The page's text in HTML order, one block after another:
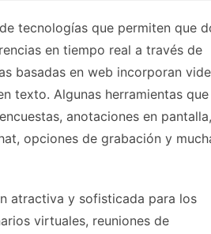
tecnologías que permiten que
en tiempo real a través de
basadas en web incorporan
texto. Algunas herramientas que
anotaciones en pantalla,
opciones de grabación y
atractiva y sofisticada para los
virtuales, reuniones de